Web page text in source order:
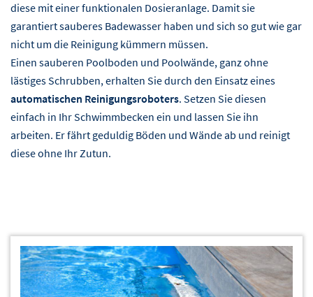
diese mit einer funktionalen Dosieranlage. Damit sie
garantiert sauberes Badewasser haben und sich so gut wie gar
nicht um die Reinigung kümmern müssen.
Einen sauberen Poolboden und Poolwände, ganz ohne
lästiges Schrubben, erhalten Sie durch den Einsatz eines
automatischen Reinigungsroboters. Setzen Sie diesen
einfach in Ihr Schwimmbecken ein und lassen Sie ihn
arbeiten. Er fährt geduldig Böden und Wände ab und reinigt
diese ohne Ihr Zutun.